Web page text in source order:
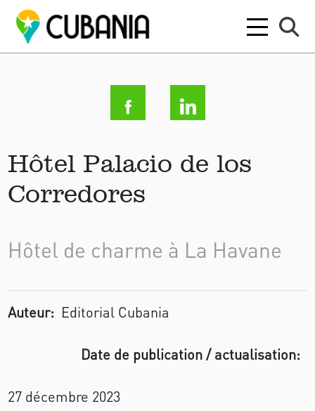
Hôtel Palacio de los
Corredores
Hôtel de charme à La Havane
Auteur: Editorial Cubania
Date de publication / actualisation:
27 décembre 2023